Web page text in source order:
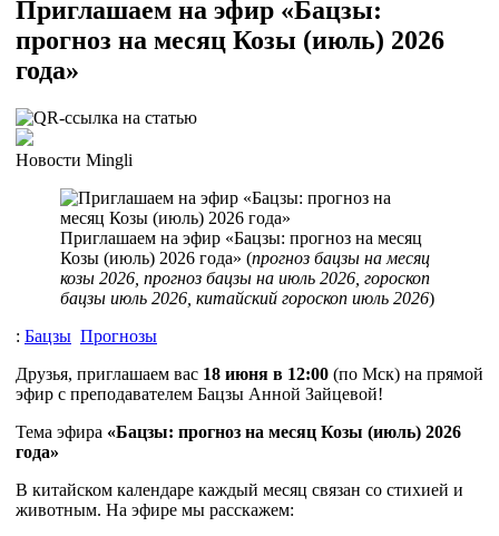
Приглашаем на эфир «Бацзы:
прогноз на месяц Козы (июль) 2026
года»
Новости Mingli
Приглашаем на эфир «Бацзы: прогноз на месяц
Козы (июль) 2026 года» (прогноз бацзы на месяц
козы 2026, прогноз бацзы на июль 2026, гороскоп
бацзы июль 2026, китайский гороскоп июль 2026)
: Бацзы Прогнозы
Друзья, приглашаем вас 18 июня в 12:00 (по Мск) на прямой
эфир с преподавателем Бацзы Анной Зайцевой!
Тема эфира «Бацзы: прогноз на месяц Козы (июль) 2026
года»
В китайском календаре каждый месяц связан со стихией и
животным. На эфире мы расскажем: